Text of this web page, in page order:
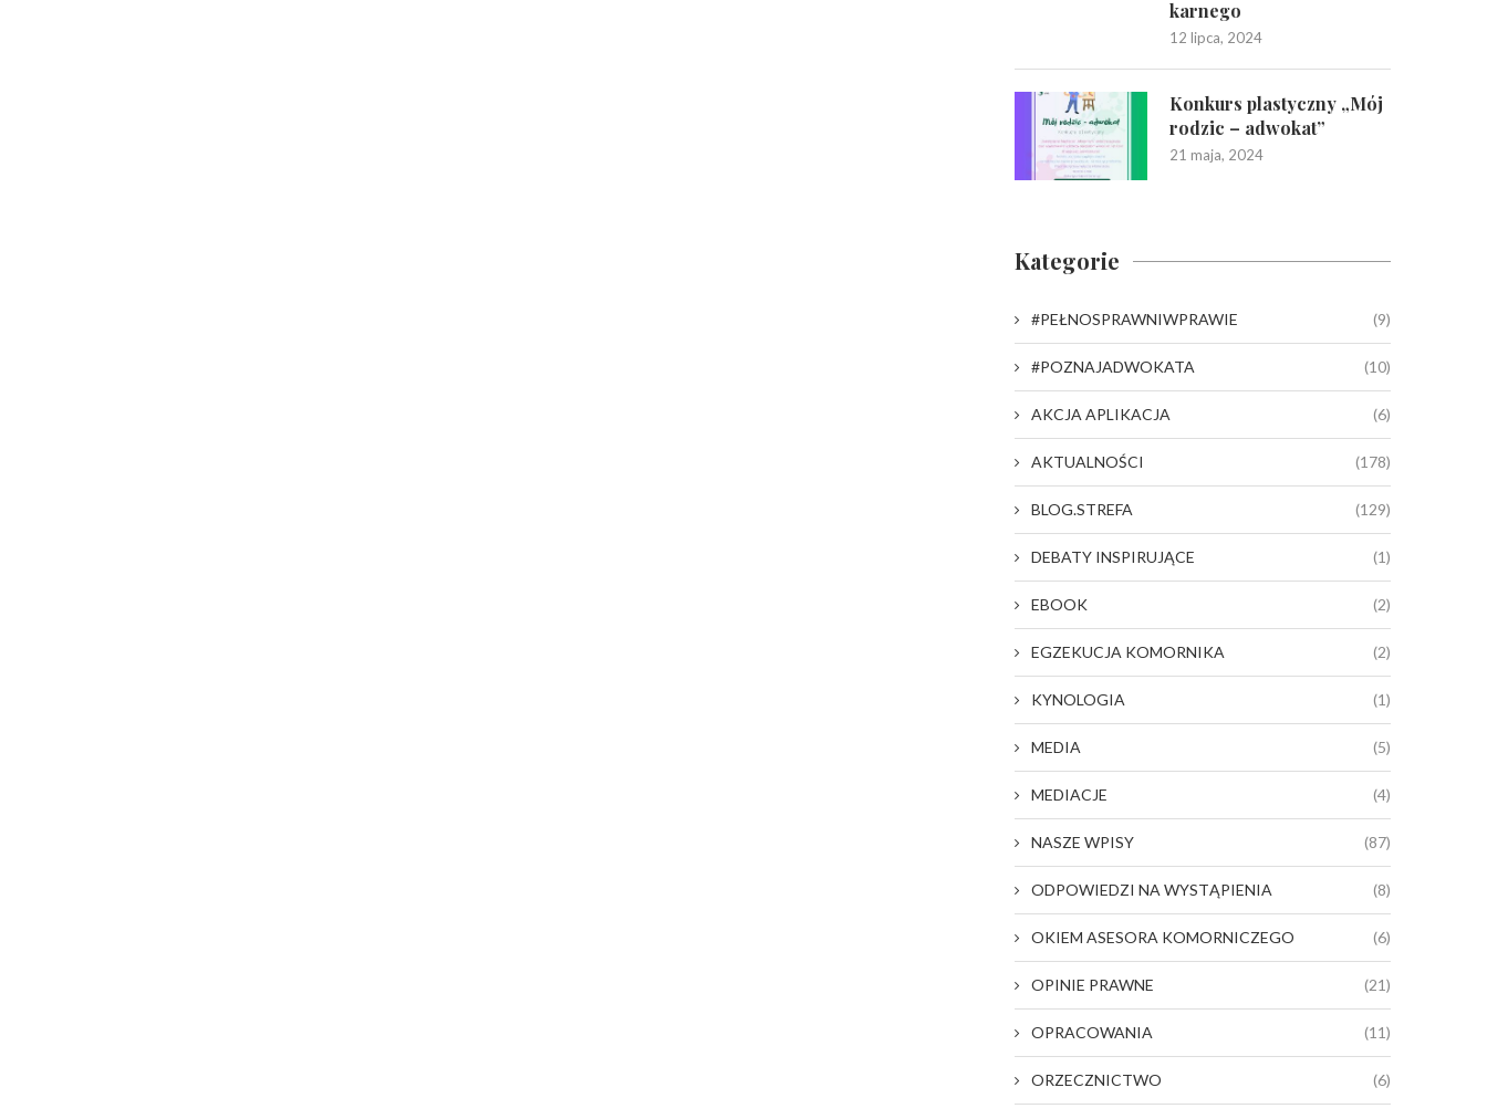
karnego
12 lipca, 2024
Konkurs plastyczny „Mój
rodzic – adwokat”
21 maja, 2024
Kategorie
#PEŁNOSPRAWNIWPRAWIE (9)
#POZNAJADWOKATA (10)
AKCJA APLIKACJA (6)
AKTUALNOŚCI (178)
BLOG.STREFA (129)
DEBATY INSPIRUJĄCE (1)
EBOOK (2)
EGZEKUCJA KOMORNIKA (2)
KYNOLOGIA (1)
MEDIA (5)
MEDIACJE (4)
NASZE WPISY (87)
ODPOWIEDZI NA WYSTĄPIENIA (8)
OKIEM ASESORA KOMORNICZEGO (6)
OPINIE PRAWNE (21)
OPRACOWANIA (11)
ORZECZNICTWO (6)